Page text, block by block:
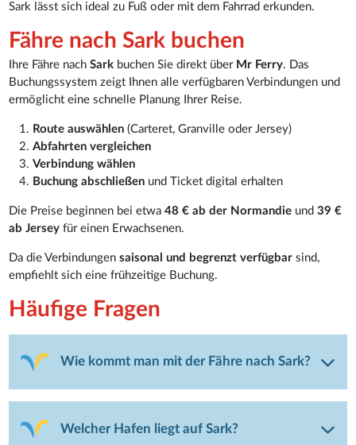
Sark lässt sich ideal zu Fuß oder mit dem Fahrrad erkunden.
Fähre nach Sark buchen
Ihre Fähre nachSark buchen Sie direkt über Mr Ferry. Das
Buchungssystem zeigt Ihnen alle verfügbaren Verbindungen und
ermöglicht eine schnelle Planung Ihrer Reise.
Route auswählen (Carteret, Granville oder Jersey)
Abfahrten vergleichen
Verbindung wählen
Buchung abschließen und Ticket digital erhalten
Die Preise beginnen bei etwa48 € ab der Normandie und39 €
ab Jersey für einen Erwachsenen.
Da die Verbindungensaisonal und begrenzt verfügbar sind,
empfiehlt sich eine frühzeitige Buchung.
Häufige Fragen
Wie kommt man mit der Fähre nach Sark?
Welcher Hafen liegt auf Sark?